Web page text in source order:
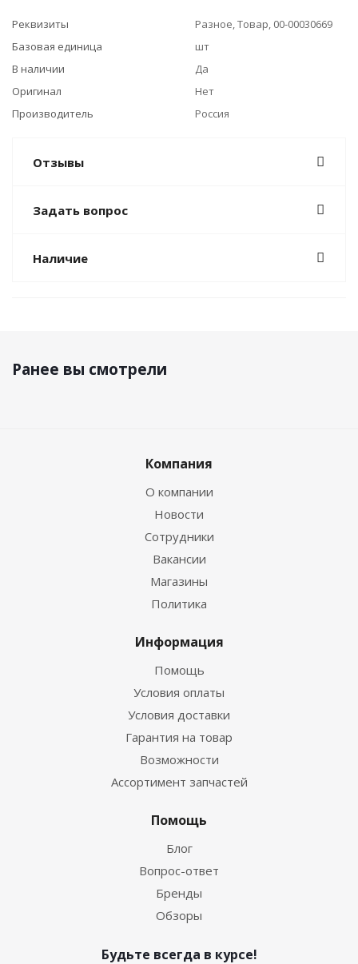
Реквизиты
Разное, Товар, 00-00030669
Базовая единица
шт
В наличии
Да
Оригинал
Нет
Производитель
Россия
Отзывы
Задать вопрос
Наличие
Ранее вы смотрели
Компания
О компании
Новости
Сотрудники
Вакансии
Магазины
Политика
Информация
Помощь
Условия оплаты
Условия доставки
Гарантия на товар
Возможности
Ассортимент запчастей
Помощь
Блог
Вопрос-ответ
Бренды
Обзоры
Будьте всегда в курсе!